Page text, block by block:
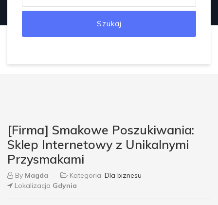
Szukaj
[Firma] Smakowe Poszukiwania:
Sklep Internetowy z Unikalnymi
Przysmakami
By Magda Kategoria Dla biznesu
Lokalizacja Gdynia